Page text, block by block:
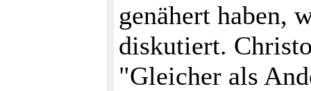
genähert haben,
diskutiert.
"Gleicher als